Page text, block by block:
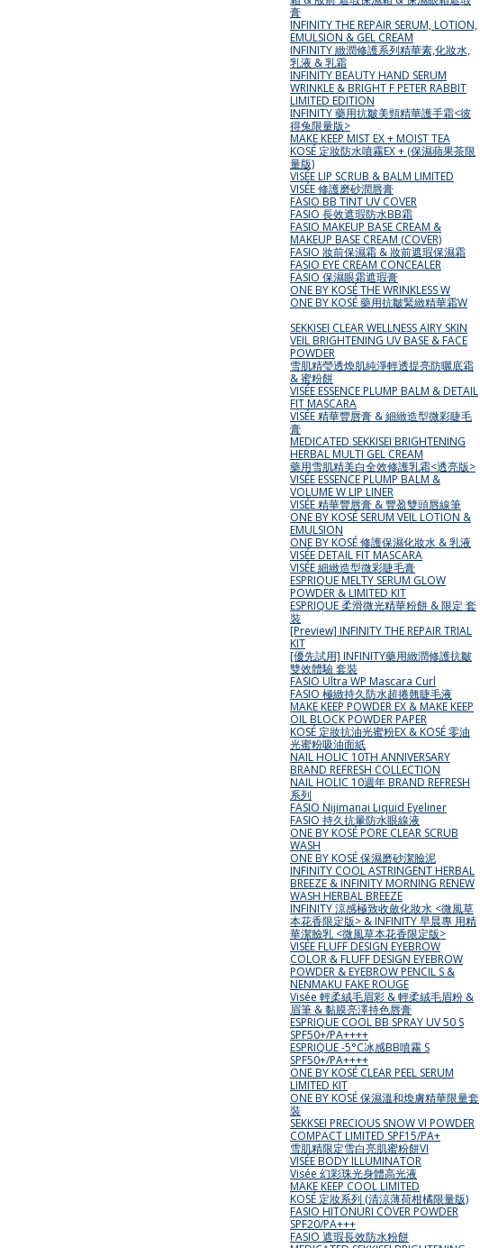
膏
INFINITY THE REPAIR SERUM, LOTION,
EMULSION & GEL CREAM
INFINITY 緻潤修護系列精華素,化妝水,
乳液 & 乳霜
INFINITY BEAUTY HAND SERUM
WRINKLE & BRIGHT F PETER RABBIT
LIMITED EDITION
INFINITY 藥用抗皺美頸精華護手霜<彼
得兔限量版>
MAKE KEEP MIST EX + MOIST TEA
KOSÉ 定妝防水噴霧EX + (保濕蘋果茶限
量版)
VISÉE LIP SCRUB & BALM LIMITED
VISÉE 修護磨砂潤唇膏
FASIO BB TINT UV COVER
FASIO 長效遮瑕防水BB霜
FASIO MAKEUP BASE CREAM &
MAKEUP BASE CREAM (COVER)
FASIO 妝前保濕霜 & 妝前遮瑕保濕霜
FASIO EYE CREAM CONCEALER
FASIO 保濕眼霜遮瑕膏
ONE BY KOSÉ THE WRINKLESS W
ONE BY KOSÉ 藥用抗皺緊緻精華霜W
SEKKISEI CLEAR WELLNESS AIRY SKIN
VEIL BRIGHTENING UV BASE & FACE
POWDER
雪肌精瑩透煥肌純淨輕透提亮防曬底霜
& 蜜粉餅
VISÉE ESSENCE PLUMP BALM & DETAIL
FIT MASCARA
VISÉE 精華豐唇膏 & 細緻造型微彩睫毛
膏
MEDICATED SEKKISEI BRIGHTENING
HERBAL MULTI GEL CREAM
藥用雪肌精美白全效修護乳霜<透亮版>
VISÉE ESSENCE PLUMP BALM &
VOLUME W LIP LINER
VISÉE 精華豐唇膏 & 豐盈雙頭唇線筆
ONE BY KOSÉ SERUM VEIL LOTION &
EMULSION
ONE BY KOSÉ 修護保濕化妝水 & 乳液
VISÉE DETAIL FIT MASCARA
VISÉE 細緻造型微彩睫毛膏
ESPRIQUE MELTY SERUM GLOW
POWDER & LIMITED KIT
ESPRIQUE 柔滑微光精華粉餅 & 限定 套
裝
[Preview] INFINITY THE REPAIR TRIAL
KIT
[優先試用] INFINITY藥用緻潤修護抗皺
雙效體驗 套裝
FASIO Ultra WP Mascara Curl
FASIO 極緻持久防水超捲翹睫毛液
MAKE KEEP POWDER EX & MAKE KEEP
OIL BLOCK POWDER PAPER
KOSÉ 定妝抗油光蜜粉EX & KOSÉ 零油
光蜜粉吸油面紙
NAIL HOLIC 10TH ANNIVERSARY
BRAND REFRESH COLLECTION
NAIL HOLIC 10週年 BRAND REFRESH
系列
FASIO Nijimanai Liquid Eyeliner
FASIO 持久抗暈防水眼線液
ONE BY KOSÉ PORE CLEAR SCRUB
WASH
ONE BY KOSÉ 保濕磨砂潔臉泥
INFINITY COOL ASTRINGENT HERBAL
BREEZE & INFINITY MORNING RENEW
WASH HERBAL BREEZE
INFINITY 涼感極致收斂化妝水 <微風草
本花香限定版> & INFINITY 早晨專 用精
華潔臉乳 <微風草本花香限定版>
VISÉE FLUFF DESIGN EYEBROW
COLOR & FLUFF DESIGN EYEBROW
POWDER & EYEBROW PENCIL S &
NENMAKU FAKE ROUGE
Visée 輕柔絨毛眉彩 & 輕柔絨毛眉粉 &
眉筆 & 黏膜亮澤持色唇膏
ESPRIQUE COOL BB SPRAY UV 50 S
SPF50+/PA++++
ESPRIQUE -5°C冰感BB噴霧 S
SPF50+/PA++++
ONE BY KOSÉ CLEAR PEEL SERUM
LIMITED KIT
ONE BY KOSÉ 保濕溫和煥膚精華限量套
裝
SEKKSEI PRECIOUS SNOW VI POWDER
COMPACT LIMITED SPF15/PA+
雪肌精限定雪白亮肌蜜粉餅VI
VISÉE BODY ILLUMINATOR
Visée 幻彩珠光身體高光液
MAKE KEEP COOL LIMITED
KOSÉ 定妝系列 (清涼薄荷柑橘限量版)
FASIO HITONURI COVER POWDER
SPF20/PA+++
FASIO 遮瑕長效防水粉餅